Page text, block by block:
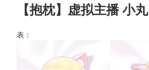
【抱枕】虚拟主播 小丸
表：